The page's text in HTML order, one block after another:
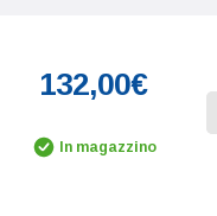
132,00€
In magazzino